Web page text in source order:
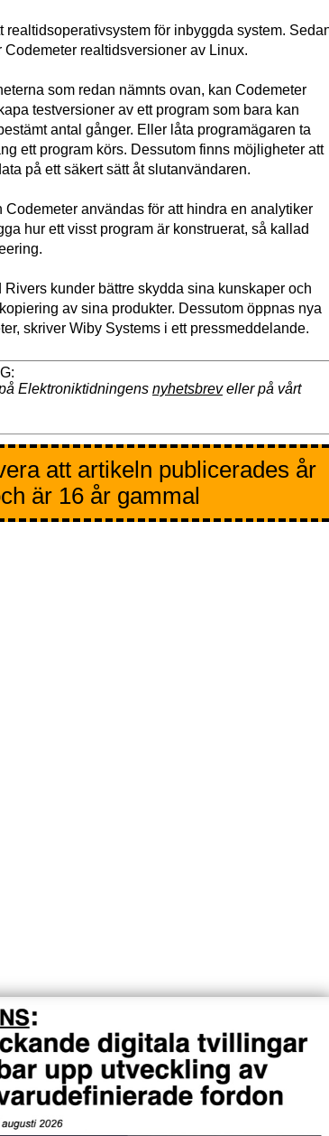
realtidsoperativsystem för inbyggda system.
Codemeter realtidsversioner av Linux.
som redan nämnts ovan, kan Codemeter
testversioner av ett program som bara kan
antal gånger. Eller låta programägaren ta
ett program körs. Dessutom finns möjligheter att
på ett säkert sätt åt slutanvändaren.
Codemeter användas för att hindra en analytiker
hur ett visst program är konstruerat, så kallad
Rivers kunder bättre skydda sina kunskaper och
av sina produkter. Dessutom öppnas nya
skriver Wiby Systems i ett pressmeddelande.
Elektroniktidningens nyhetsbreveller på vårt
att artikeln publicerades år
är 16 år gammal